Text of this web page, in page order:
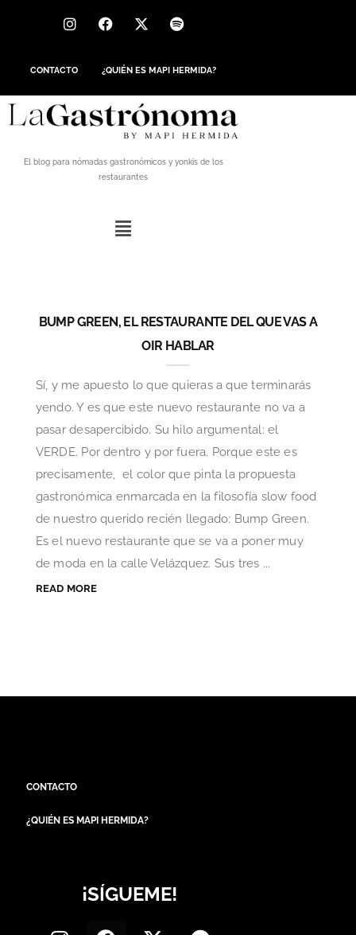
CONTACTO ¿QUIÉN ES MAPI HERMIDA?
El blog para nómadas gastronómicos y yonkis de los
restaurantes
BUMP GREEN, EL RESTAURANTE DEL QUE VAS A
OIR HABLAR
Sí, y me apuesto lo que quieras a que terminarás
yendo. Y es que este nuevo restaurante no va a
pasar desapercibido. Su hilo argumental: el
VERDE. Por dentro y por fuera. Porque este es
precisamente, el color que pinta la propuesta
gastronómica enmarcada en la filosofía slow food
de nuestro querido recién llegado: Bump Green.
Es el nuevo restaurante que se va a poner muy
de moda en la calle Velázquez. Sus tres ...
READ MORE
CONTACTO
¿QUIÉN ES MAPI HERMIDA?
¡SÍGUEME!